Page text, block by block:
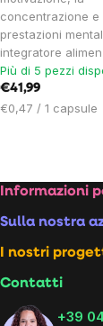
concentrazione e
prestazioni
integratore alimen
Più di 5 pezzi
€41,99
Prezzo
€0,47 / 1 capsule
Footer
Informazioni
Sulla nostra
I nostri
Contatti
+39